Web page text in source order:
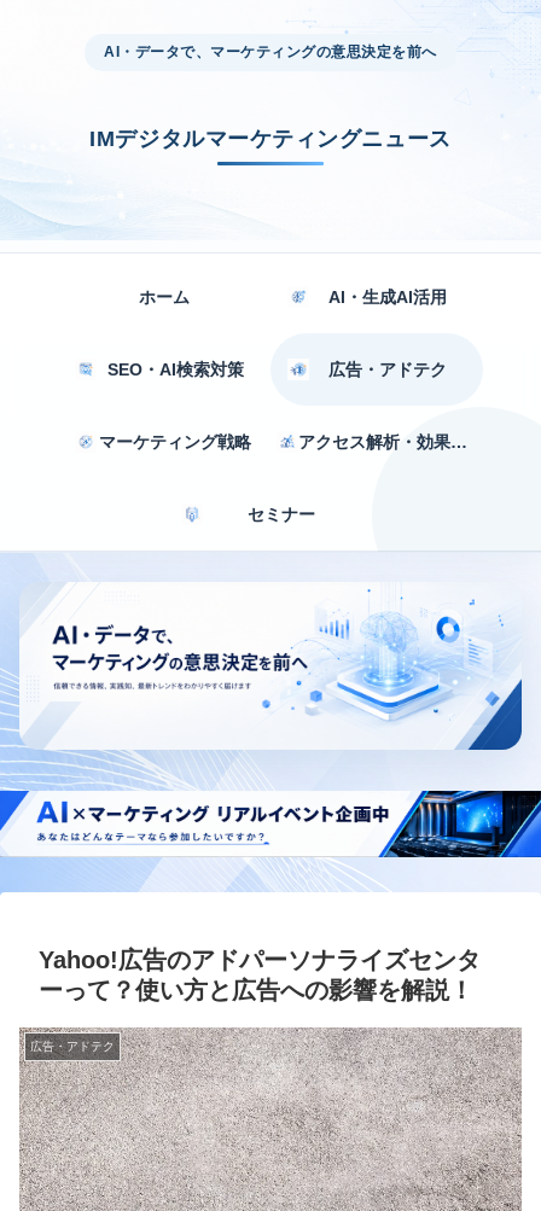
AI・データで、マーケティングの意思決定を前へ
IMデジタルマーケティングニュース
ホーム AI・生成AI活用
SEO・AI検索対策 広告・アドテク
マーケティング戦略 アクセス解析・効果測定
セミナー
Yahoo!広告のアドパーソナライズセンタ
ーって？使い方と広告への影響を解説！
広告・アドテク